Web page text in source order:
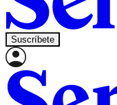
Suscríbete